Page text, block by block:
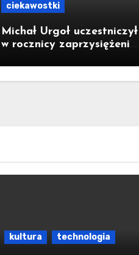
ciekawostki
Michał Urgoł uczestniczył
w rocznicy zaprzysiężenia
Nawrockiego
kultura technologia